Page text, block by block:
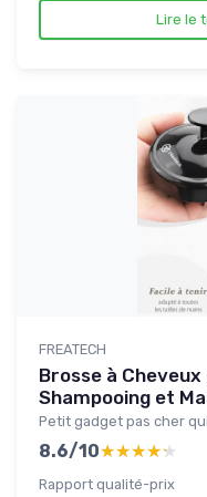
Lire le
FREATECH
Brosse à
Shampooing et
Petit gadget pas cher
8.6/10★★★★★
★★★★★
Rapport qualité-prix